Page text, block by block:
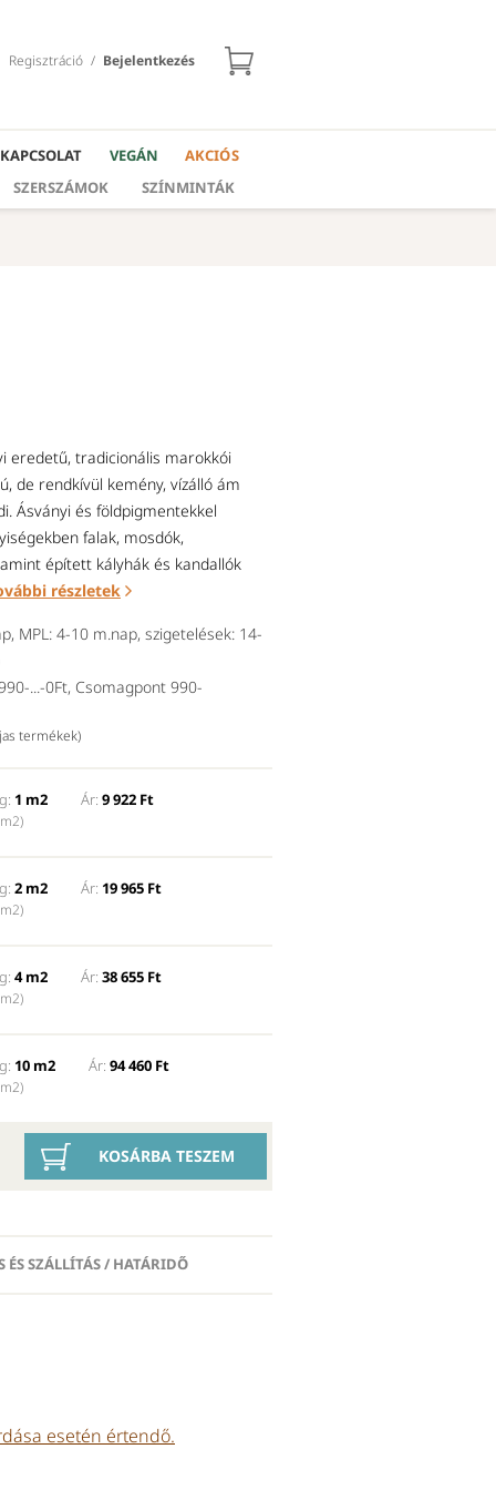
Bejelentkezés
/
Regisztráció
KAPCSOLAT VEGÁN
AKCIÓS
SZERSZÁMOK SZÍNMINTÁK
eredetű, tradicionális marokkói
de rendkívül kemény, vízálló ám
Ásványi és földpigmentekkel
falak, mosdók,
épített kályhák és kandallók
részletek
MPL: 4-10 m.nap, szigetelések: 14-
...-0Ft, Csomagpont 990-
termékek)
1 m2 Ár: 9 922 Ft
2 m2 Ár: 19 965 Ft
4 m2 Ár: 38 655 Ft
10 m2 Ár: 94 460 Ft
KOSÁRBA TESZEM
ÉS SZÁLLÍTÁS / HATÁRIDŐ
esetén értendő.